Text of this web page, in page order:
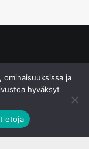
ja
hyväksyt